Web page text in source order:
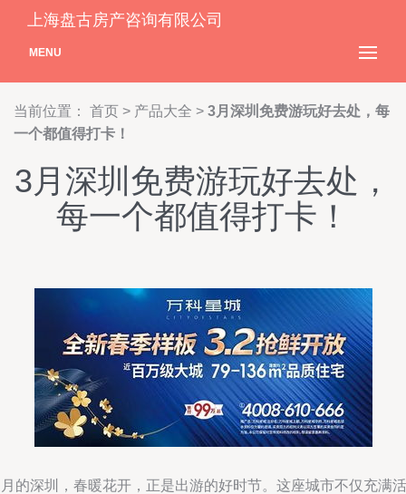
上海盘古房产咨询有限公司
MENU
当前位置： 首页 > 产品大全 > 3月深圳免费游玩好去处，每
一个都值得打卡！
3月深圳免费游玩好去处，
每一个都值得打卡！
的深圳，春暖花开，正是出游的好时节。这座城市不仅充满活